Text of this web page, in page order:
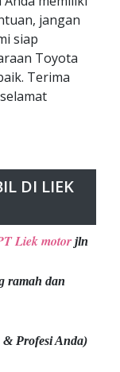
jangan
siap
Toyota
Terima
DI LIEK
Liek motor jln
ramah dan
& Profesi Anda)